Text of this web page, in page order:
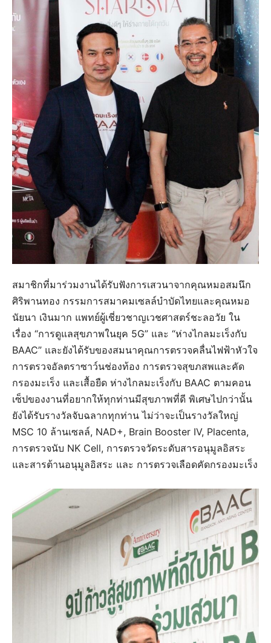
สมาชิกที่มาร่วมงานได้รับฟังการเสวนาจากคุณหมอสมนึก
ศิริพานทอง กรรมการสมาคมเซลล์บำบัดไทยและคุณหมอ
นัยนา เงินมาก แพทย์ผู้เชี่ยวชาญเวชศาสตร์ชะลอวัย ใน
เรื่อง “การดูแลสุขภาพในยุค 5G” และ “ห่างไกลมะเร็งกับ
BAAC” และยังได้รับของสมนาคุณการตรวจคลื่นไฟฟ้าหัวใจ
การตรวจอัลตราซาว์นช่องท้อง การตรวจสุขภสพและคัด
กรองมะเร็ง และเสื้อยืด ห่างไกลมะเร็งกับ BAAC ตามคอน
เซ็ปของงานที่อยากให้ทุกท่านมีสุขภาพที่ดี พิเศษไปกว่านั้น
ยังได้รับรางวัลจับฉลากทุกท่าน ไม่ว่าจะเป็นรางวัลใหญ่
MSC 10 ล้านเซลล์, NAD+, Brain Booster IV, Placenta,
การตรวจนับ NK Cell, การตรวจวัดระดับสารอนุมูลอิสระ
และสารต้านอนุมูลอิสระ และ การตรวจเลือดคัดกรองมะเร็ง